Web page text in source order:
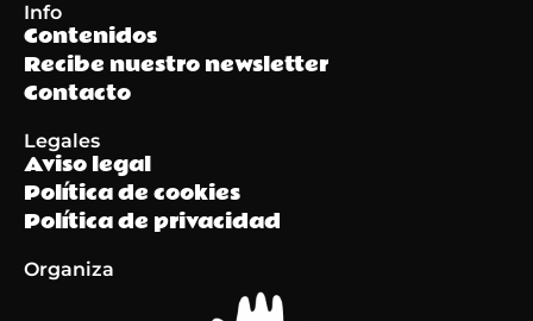
Info
Contenidos
Recibe nuestro newsletter
Contacto
Legales
Aviso legal
Política de cookies
Política de privacidad
Organiza